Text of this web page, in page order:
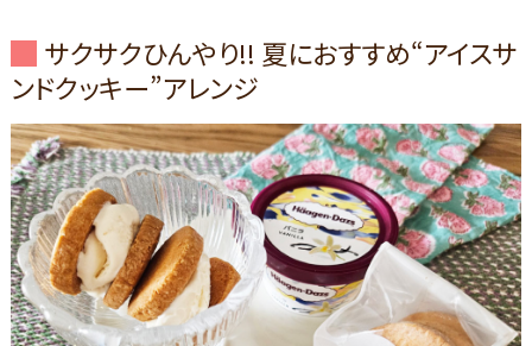
サクサクひんやり!! 夏におすすめ“アイスサ
ンドクッキー”アレンジ